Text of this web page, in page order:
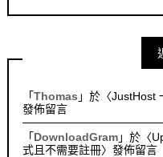
「Thomas 」於〈JustHost
發佈留言
「 DownloadGram」於〈
式且不需要註冊〉發佈留言